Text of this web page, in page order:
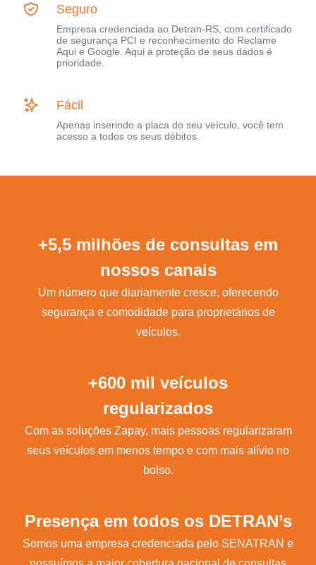
Seguro
Empresa credenciada ao Detran-RS, com certificado
de segurança PCI e reconhecimento do Reclame
Aqui e Google. Aqui a proteção de seus dados é
prioridade.
Fácil
Apenas inserindo a placa do seu veículo, você tem
acesso a todos os seus débitos.
+5,5 milhões de consultas em
nossos canais
Um número que diariamente cresce, oferecendo
segurança e comodidade para proprietários de
veículos.
+600 mil veículos
regularizados
Com as soluções Zapay, mais pessoas regularizaram
seus veículos em menos tempo e com mais alívio no
bolso.
Presença em todos os DETRAN’s
Somos uma empresa credenciada pelo SENATRAN e